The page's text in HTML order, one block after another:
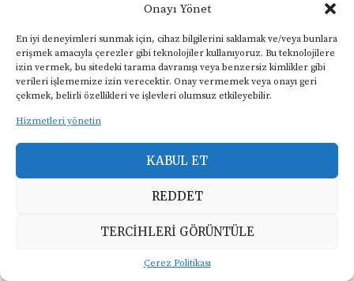
Onayı Yönet
En iyi deneyimleri sunmak için, cihaz bilgilerini saklamak ve/veya bunlara
erişmek amacıyla çerezler gibi teknolojiler kullanıyoruz. Bu teknolojilere
izin vermek, bu sitedeki tarama davranışı veya benzersiz kimlikler gibi
verileri işlememize izin verecektir. Onay vermemek veya onayı geri
çekmek, belirli özellikleri ve işlevleri olumsuz etkileyebilir.
Hizmetleri yönetin
KABUL ET
REDDET
TERCIHLERI GÖRÜNTÜLE
Çerez Politikası
Dünyasında Uyanışı
Ruhun Varoluşu: Bilimsel ve
Spiritüel Tartışmalar
Ekim 4, 2024 10,6Bin
BENZER KONULAR